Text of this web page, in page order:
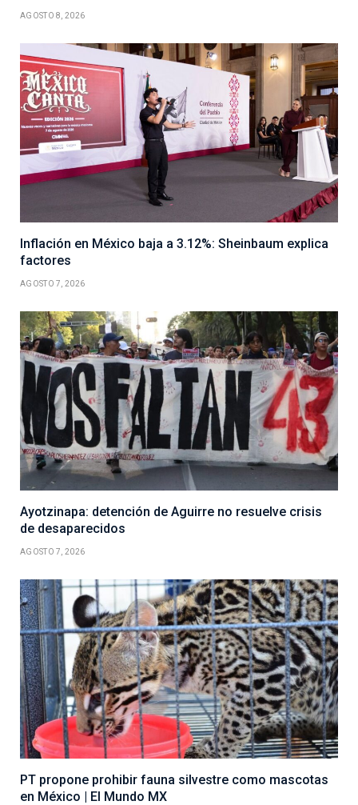
AGOSTO 8, 2026
Inflación en México baja a 3.12%: Sheinbaum explica
factores
AGOSTO 7, 2026
Ayotzinapa: detención de Aguirre no resuelve crisis
de desaparecidos
AGOSTO 7, 2026
PT propone prohibir fauna silvestre como mascotas
en México | El Mundo MX